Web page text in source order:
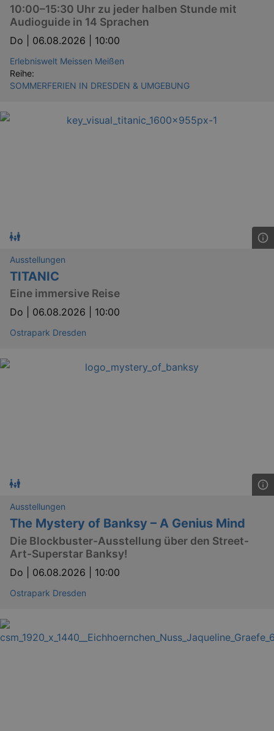
10:00–15:30 Uhr zu jeder halben Stunde mit
Audioguide in 14 Sprachen
Do | 06.08.2026 | 10:00
Erlebniswelt Meissen Meißen
Reihe:
SOMMERFERIEN IN DRESDEN & UMGEBUNG
Ausstellungen
TITANIC
Eine immersive Reise
Do | 06.08.2026 | 10:00
Ostrapark Dresden
Ausstellungen
The Mystery of Banksy – A Genius Mind
Die Blockbuster-Ausstellung über den Street-
Art-Superstar Banksy!
Do | 06.08.2026 | 10:00
Ostrapark Dresden